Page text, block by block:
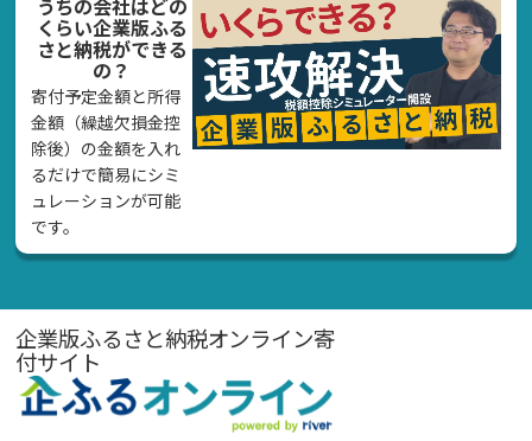
うちの会社はどの
くらい企業版ふる
さと納税ができる
の？
寄付予定金額と所得
金額（繰越欠損金控
除後）の金額を入れ
るだけで簡易にシミ
ュレーションが可能
です。
企業版ふるさと納税オンライン寄
付サイト